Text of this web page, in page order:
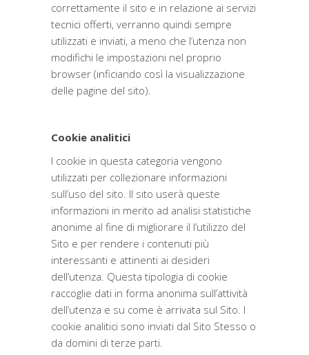
correttamente il sito e in relazione ai servizi
tecnici offerti, verranno quindi sempre
utilizzati e inviati, a meno che l’utenza non
modifichi le impostazioni nel proprio
browser (inficiando così la visualizzazione
delle pagine del sito).
Cookie analitici
I cookie in questa categoria vengono
utilizzati per collezionare informazioni
sull’uso del sito. Il sito userà queste
informazioni in merito ad analisi statistiche
anonime al fine di migliorare il l’utilizzo del
Sito e per rendere i contenuti più
interessanti e attinenti ai desideri
dell’utenza. Questa tipologia di cookie
raccoglie dati in forma anonima sull’attività
dell’utenza e su come è arrivata sul Sito. I
cookie analitici sono inviati dal Sito Stesso o
da domini di terze parti.